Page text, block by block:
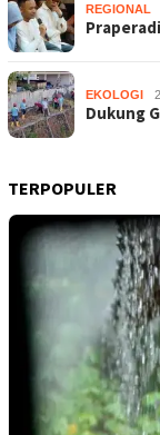
REGIONAL
EKOLOGI
Dukung
TERPOPULER